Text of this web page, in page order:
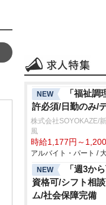
NEW
「福祉
許必須/日勤のみ/
株式会社SOYOKAZE/
風
時給1,177円～
アルバイト・パート /
NEW
「週3か
資格可/シフト相
ム/社会保障完備